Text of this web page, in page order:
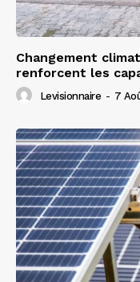
Changement
renforcent les
Levisionnaire - 7